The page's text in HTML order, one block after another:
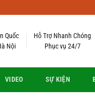
Quốc
Nội
Hỗ Trợ Nhanh Chóng
Phục vụ 24/7
VIDEO SỰ KIỆN